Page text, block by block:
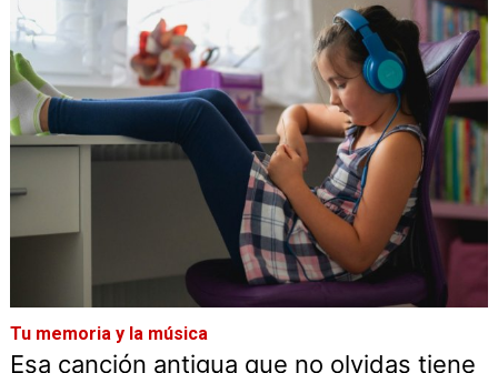
Tu memoria y la música
Esa canción antigua que no olvidas tiene